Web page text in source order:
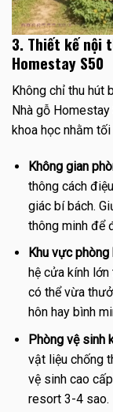
3. Thiết kế nội
Homestay S50
Không chỉ thu hút
Nhà gỗ
khoa học nhằm
Không gian
thông cách
giác bí bách.
thông minh để
Khu vực
hệ cửa kính
có thể vừa
hôn hay bình
Phòng vệ sinh
vật liệu chống
vệ sinh cao
resort 3-4 sao.